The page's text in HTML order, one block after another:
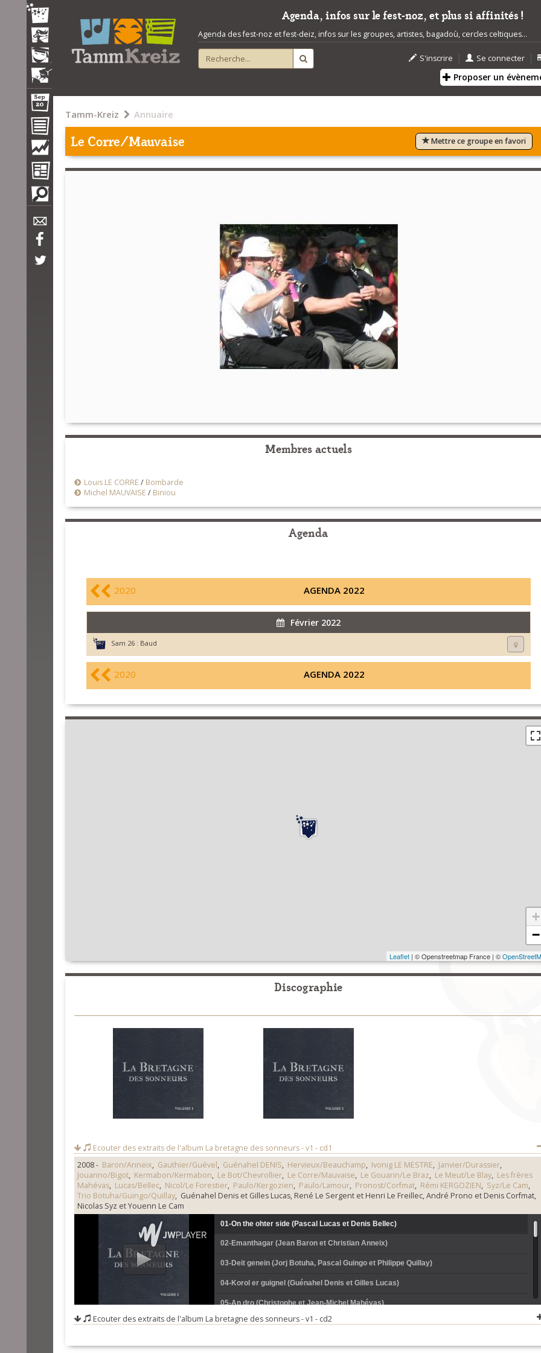
Agenda, infos sur le fest-noz, et plus si affinités !
Agenda des fest-noz et fest-deiz, infos sur les groupes, artistes, bagadoù, cercles celtiques...
S'inscrire | Se connecter |
Proposer un
Tamm-Kreiz Annuaire
Le Corre/Mauvaise Mettre ce groupe en favori
Membres actuels
Louis LE CORRE / Bombarde
Michel MAUVAISE / Biniou
Agenda
2020 AGENDA 2022
Février 2022
Sam 26 : Baud
2020 AGENDA 2022
+
−
Leaflet| © Openstreetmap France | ©
Discographie
Ecouter des extraits de l'album La bretagne des sonneurs - v1 - cd1
2008 - Baron/Anneix, Gauthier/Guével, Guénahel DENIS, Hervieux/Beauchamp, Ivonig LE MESTRE, Janvier/Durassier,
Jouanno/Bigot, Kermabon/Kermabon, Le Bot/Chevrollier, Le Corre/Mauvaise, Le Gouarin/Le Braz, Le Meut/Le Blay, Les frères
Mahévas, Lucas/Bellec, Nicol/Le Forestier, Paulo/Kergozien, Paulo/Lamour, Pronost/Corfmat, Rémi KERGOZIEN, Syz/Le Cam,
Trio Botuha/Guingo/Quillay, Guénahel Denis et Gilles Lucas, René Le Sergent et Henri Le Freillec, André Prono et Denis Corfmat,
Nicolas Syz et Youenn Le Cam
01-On the ohter side (Pascal Lucas et Denis Bellec)
02-Emanthagar (Jean Baron et Christian Anneix)
03-Deit genein (Jorj Botuha, Pascal Guingo et Philippe Quillay)
04-Korol er guignel (Guénahel Denis et Gilles Lucas)
05-An dro (Christophe et Jean-Michel Mahévas)
06-Langues en lambeaux (Fred Gauthier et Yves Guével)
Ecouter des extraits de l'album La bretagne des sonneurs - v1 - cd2